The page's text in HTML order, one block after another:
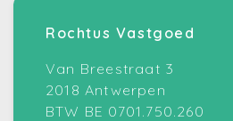
Rochtus Vastgoed
Van Breestraat 3
2018 Antwerpen
BTW BE 0701.750.260